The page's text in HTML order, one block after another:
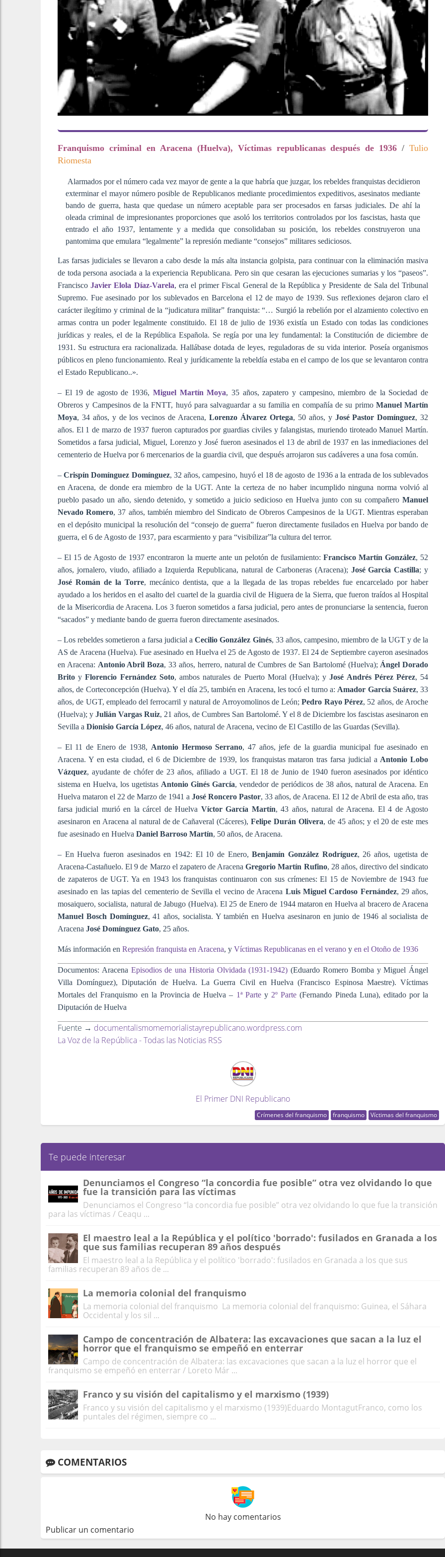
Franquismo criminal en Aracena (Huelva), Víctimas republicanas después de 1936/ Tulio
Riomesta
Alarmados por el número cada vez mayor de gente a la que habría que juzgar, los rebeldes franquistas decidieron
exterminar el mayor número posible de Republicanos mediante procedimientos expeditivos, asesinatos mediante
bando de guerra, hasta que quedase un número aceptable para ser procesados en farsas judiciales. De ahí la
oleada criminal de impresionantes proporciones que asoló los territorios controlados por los fascistas, hasta que
entrado el año 1937, lentamente y a medida que consolidaban su posición, los rebeldes construyeron una
pantomima que emulara “legalmente” la represión mediante “consejos” militares sediciosos.
Las farsas judiciales se llevaron a cabo desde la más alta instancia golpista, para continuar con la eliminación masiva
de toda persona asociada a la experiencia Republicana. Pero sin que cesaran las ejecuciones sumarias y los “paseos”.
FranciscoJavier Elola Díaz-Varela, era el primer Fiscal General de la República y Presidente de Sala del Tribunal
Supremo. Fue asesinado por los sublevados en Barcelona el 12 de mayo de 1939. Sus reflexiones dejaron claro el
carácter ilegítimo y criminal de la “judicatura militar” franquista: “… Surgió la rebelión por el alzamiento colectivo en
armas contra un poder legalmente constituido. El 18 de julio de 1936 existía un Estado con todas las condiciones
jurídicas y reales, el de la República Española. Se regía por una ley fundamental: la Constitución de diciembre de
1931. Su estructura era racionalizada. Hallábase dotada de leyes, reguladoras de su vida interior. Poseía organismos
públicos en pleno funcionamiento. Real y jurídicamente la rebeldía estaba en el campo de los que se levantaron contra
el Estado Republicano..».
– El 19 de agosto de 1936, Miguel Martín Moya, 35 años, zapatero y campesino, miembro de la Sociedad de
Obreros y Campesinos de la FNTT, huyó para salvaguardar a su familia en compañía de su primo Manuel Martín
Moya, 34 años, y de los vecinos de Aracena,Lorenzo Álvarez Ortega, 50 años, y José Pastor Domínguez, 32
años. El 1 de marzo de 1937 fueron capturados por guardias civiles y falangistas, muriendo tiroteado Manuel Martín.
Sometidos a farsa judicial, Miguel, Lorenzo y José fueron asesinados el 13 de abril de 1937 en las inmediaciones del
cementerio de Huelva por 6 mercenarios de la guardia civil, que después arrojaron sus cadáveres a una fosa común.
–Crispín Domínguez Domínguez, 32 años, campesino, huyó el 18 de agosto de 1936 a la entrada de los sublevados
en Aracena, de donde era miembro de la UGT. Ante la certeza de no haber incumplido ninguna norma volvió al
pueblo pasado un año, siendo detenido, y sometido a juicio sedicioso en Huelva junto con su compañeroManuel
Nevado Romero, 37 años, también miembro del Sindicato de Obreros Campesinos de la UGT. Mientras esperaban
en el depósito municipal la resolución del “consejo de guerra” fueron directamente fusilados en Huelva por bando de
guerra, el 6 de Agosto de 1937, para escarmiento y para “visibilizar”la cultura del terror.
– El 15 de Agosto de 1937 encontraron la muerte ante un pelotón de fusilamiento: Francisco Martín González, 52
años, jornalero, viudo, afiliado a Izquierda Republicana, natural de Carboneras (Aracena); José García Castilla; y
José Román de la Torre, mecánico dentista, que a la llegada de las tropas rebeldes fue encarcelado por haber
ayudado a los heridos en el asalto del cuartel de la guardia civil de Higuera de la Sierra, que fueron traídos al Hospital
de la Misericordia de Aracena. Los 3 fueron sometidos a farsa judicial, pero antes de pronunciarse la sentencia, fueron
“sacados” y mediante bando de guerra fueron directamente asesinados.
– Los rebeldes sometieron a farsa judicial aCecilio González Ginés, 33 años, campesino, miembro de la UGT y de la
AS de Aracena (Huelva). Fue asesinado en Huelva el 25 de Agosto de 1937. El 24 de Septiembre cayeron asesinados
en Aracena: Antonio Abril Boza, 33 años, herrero, natural de Cumbres de San Bartolomé (Huelva); Ángel Dorado
Brito yFlorencio Fernández Soto, ambos naturales de Puerto Moral (Huelva); yJosé Andrés Pérez Pérez, 54
años, de Corteconcepción (Huelva). Y el día 25, también en Aracena, les tocó el turno a: Amador García Suárez, 33
años, de UGT, empleado del ferrocarril y natural de Arroyomolinos de León;Pedro Rayo Pérez, 52 años, de Aroche
(Huelva); yJulián Vargas Ruiz, 21 años, de Cumbres San Bartolomé. Y el 8 de Diciembre los fascistas asesinaron en
Sevilla a Dionisio García López, 46 años, natural de Aracena, vecino de El Castillo de las Guardas (Sevilla).
– El 11 de Enero de 1938, Antonio Hermoso Serrano, 47 años, jefe de la guardia municipal fue asesinado en
Aracena. Y en esta ciudad, el 6 de Diciembre de 1939, los franquistas mataron tras farsa judicial a Antonio Lobo
Vázquez, ayudante de chófer de 23 años, afiliado a UGT. El 18 de Junio de 1940 fueron asesinados por idéntico
sistema en Huelva, los ugetistas Antonio Ginés García, vendedor de periódicos de 38 años, natural de Aracena. En
Huelva mataron el 22 de Marzo de 1941 aJosé Roncero Pastor, 33 años, de Aracena. El 12 de Abril de esta año, tras
farsa judicial murió en la cárcel de Huelva Víctor García Martín, 43 años, natural de Aracena. El 4 de Agosto
asesinaron en Aracena al natural de de Cañaveral (Cáceres),Felipe Durán Olivera, de 45 años; y el 20 de este mes
fue asesinado en Huelva Daniel Barroso Martín, 50 años, de Aracena.
– En Huelva fueron asesinados en 1942: El 10 de Enero,Benjamín González Rodríguez, 26 años, ugetista de
Aracena-Castañuelo. El 9 de Marzo el zapatero de AracenaGregorio Martín Rufino, 28 años, directivo del sindicato
de zapateros de UGT. Ya en 1943 los franquistas continuaron con sus crímenes: El 15 de Noviembre de 1943 fue
asesinado en las tapias del cementerio de Sevilla el vecino de Aracena Luis Miguel Cardoso Fernández, 29 años,
mosaiquero, socialista, natural de Jabugo (Huelva). El 25 de Enero de 1944 mataron en Huelva al bracero de Aracena
Manuel Bosch Domínguez, 41 años, socialista. Y también en Huelva asesinaron en junio de 1946 al socialista de
Aracena José Domínguez Gato, 25 años.
Más información en Represión franquista en Aracena, y Víctimas Republicanas en el verano y en el Otoño de 1936
Documentos: Aracena Episodios de una Historia Olvidada (1931-1942) (Eduardo Romero Bomba y Miguel Ángel
Villa Domínguez), Diputación de Huelva. La Guerra Civil en Huelva (Francisco Espinosa Maestre). Víctimas
Mortales del Franquismo en la Provincia de Huelva – 1ª Partey 2º Parte (Fernando Pineda Luna), editado por la
Diputación de Huelva
Fuente → documentalismomemorialistayrepublicano.wordpress.com
La Voz de la República - Todas las Noticias RSS
El Primer DNI Republicano
Crímenes del franquismo franquismo Víctimas del franquismo
Te puede interesar
Denunciamos el Congreso “la concordia fue posible” otra vez olvidando lo que
fue la transición para las víctimas
Denunciamos el Congreso “la concordia fue posible” otra vez olvidando lo que fue la transición
para las víctimas / Ceaqu ...
El maestro leal a la República y el político 'borrado': fusilados en Granada a los
que sus familias recuperan 89 años después
El maestro leal a la República y el político 'borrado': fusilados en Granada a los que sus
familias recuperan 89 años de ...
La memoria colonial del franquismo
La memoria colonial del franquismo La memoria colonial del franquismo: Guinea, el Sáhara
Occidental y los sil ...
Campo de concentración de Albatera: las excavaciones que sacan a la luz el
horror que el franquismo se empeñó en enterrar
Campo de concentración de Albatera: las excavaciones que sacan a la luz el horror que el
franquismo se empeñó en enterrar / Loreto Már ...
Franco y su visión del capitalismo y el marxismo (1939)
Franco y su visión del capitalismo y el marxismo (1939)Eduardo MontagutFranco, como los
puntales del régimen, siempre co ...
COMENTARIOS
No hay comentarios
Publicar un comentario